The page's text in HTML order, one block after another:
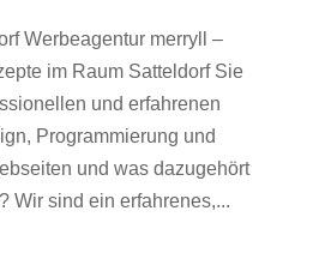
Werbeagentur merryll –
im Raum Satteldorf Sie
und erfahrenen
Programmierung und
und was dazugehört
Wir sind ein erfahrenes,...